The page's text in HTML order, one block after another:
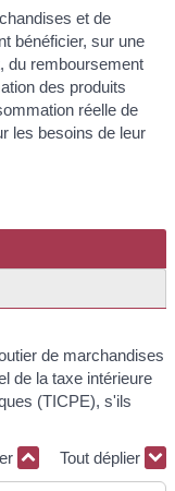
et de
bénéficier, sur une
du remboursement
des produits
réelle de
les besoins de leur
de marchandises
de la taxe intérieure
(TICPE), s'ils
Tout déplier